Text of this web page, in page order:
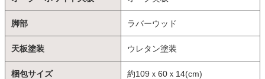
脚部 ラバーウッド
天板塗装 ウレタン塗装
梱包サイズ 約109ｘ60ｘ14(cm)